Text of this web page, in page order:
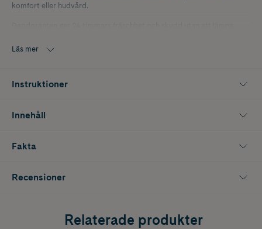
komfort eller hudvård.
lukt och håller huden torr och behaglig, samtidigt som den är
Nuxe Men 24Hr Protect Deo har en maskulin doft med träiga och
effektivitet, fräschhet och hudvänliga ingredienser.
Läs mer
Instruktioner
Innehåll
Fakta
Recensioner
Relaterade produkter